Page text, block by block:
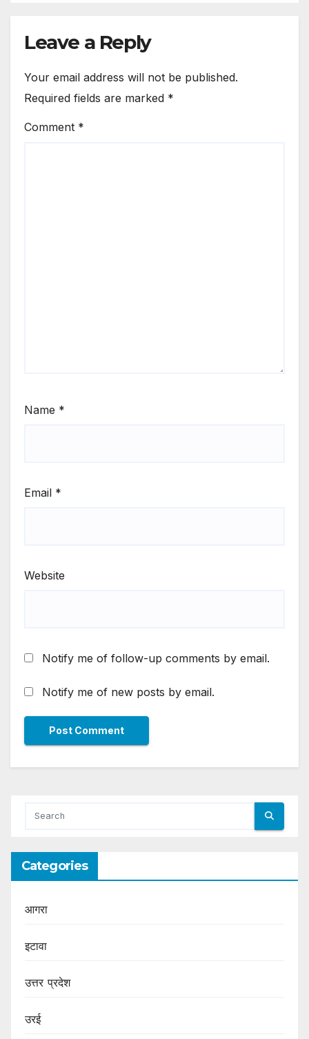
Leave a Reply
Your email address will not be published.
Required fields are marked *
Comment *
Name *
Email *
Website
Notify me of follow-up comments by email.
Notify me of new posts by email.
Categories
आगरा
इटावा
उत्तर प्रदेश
उरई